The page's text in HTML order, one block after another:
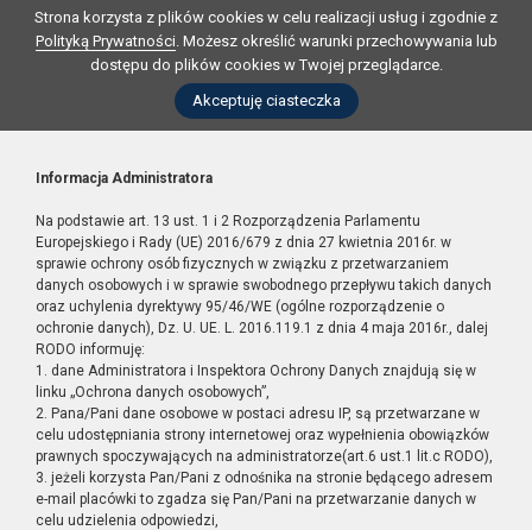
Strona korzysta z plików cookies w celu realizacji usług i zgodnie z
Polityką Prywatności. Możesz określić warunki przechowywania lub
dostępu do plików cookies w Twojej przeglądarce.
Akceptuję ciasteczka
Informacja Administratora
Na podstawie art. 13 ust. 1 i 2 Rozporządzenia Parlamentu
Europejskiego i Rady (UE) 2016/679 z dnia 27 kwietnia 2016r. w
sprawie ochrony osób fizycznych w związku z przetwarzaniem
danych osobowych i w sprawie swobodnego przepływu takich danych
oraz uchylenia dyrektywy 95/46/WE (ogólne rozporządzenie o
ochronie danych), Dz. U. UE. L. 2016.119.1 z dnia 4 maja 2016r., dalej
RODO informuję:
1. dane Administratora i Inspektora Ochrony Danych znajdują się w
linku „Ochrona danych osobowych”,
2. Pana/Pani dane osobowe w postaci adresu IP, są przetwarzane w
celu udostępniania strony internetowej oraz wypełnienia obowiązków
prawnych spoczywających na administratorze(art.6 ust.1 lit.c RODO),
3. jeżeli korzysta Pan/Pani z odnośnika na stronie będącego adresem
e-mail placówki to zgadza się Pan/Pani na przetwarzanie danych w
celu udzielenia odpowiedzi,